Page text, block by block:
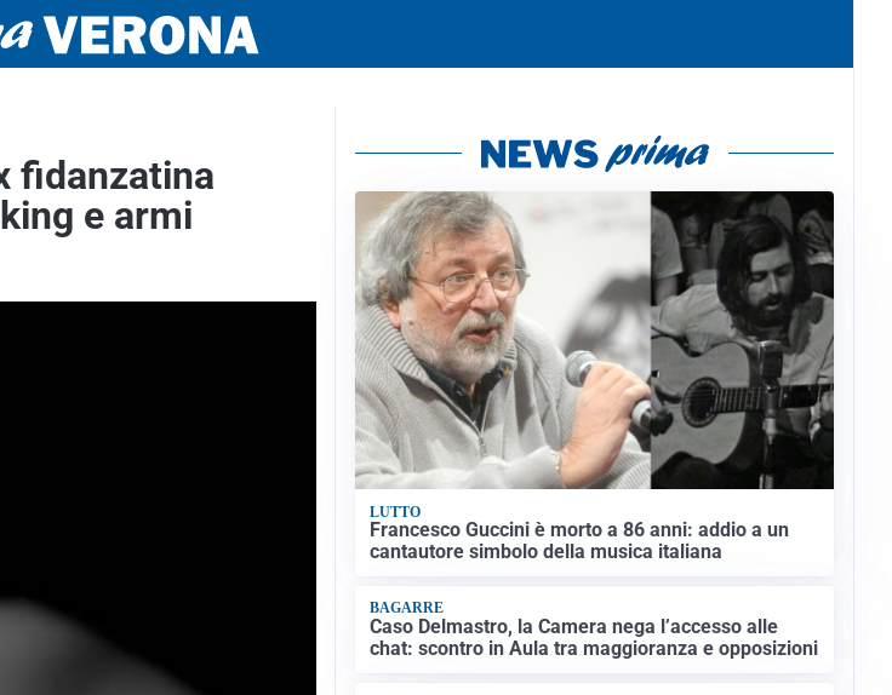
fidanzatina
e armi
LUTTO
Francesco Guccini è morto a 86 anni: addio a un
cantautore simbolo della musica italiana
BAGARRE
Caso Delmastro, la Camera nega l’accesso alle
chat: scontro in Aula tra maggioranza e opposizioni